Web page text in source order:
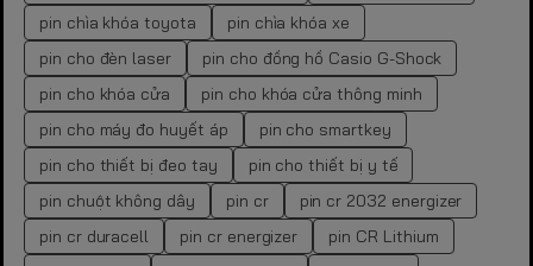
pin chìa khóa toyota
pin chìa khóa xe
pin cho đèn laser
pin cho đồng hồ Casio G-Shock
pin cho khóa cửa
pin cho khóa cửa thông minh
pin cho máy đo huyết áp
pin cho smartkey
pin cho thiết bị đeo tay
pin cho thiết bị y tế
pin chuột không dây
pin cr
pin cr 2032 energizer
pin cr duracell
pin cr energizer
pin CR Lithium